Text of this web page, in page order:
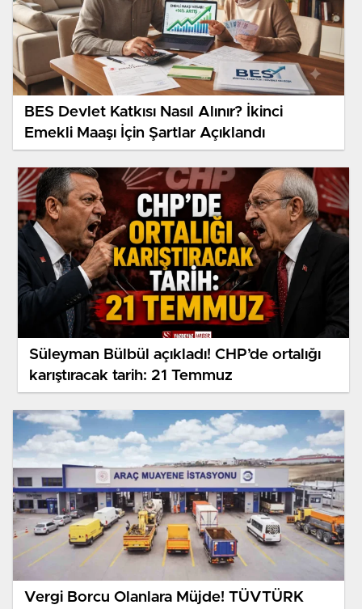
BES Devlet Katkısı Nasıl Alınır? İkinci
Emekli Maaşı İçin Şartlar Açıklandı
Süleyman Bülbül açıkladı! CHP’de ortalığı
karıştıracak tarih: 21 Temmuz
Vergi Borcu Olanlara Müjde! TÜVTÜRK